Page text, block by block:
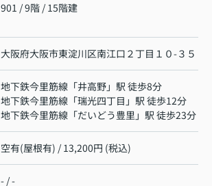
901 / 9階 / 15階建
大阪府大阪市東淀川区南江口 ２丁目１０-３５
地下鉄今里筋線 「井高野」駅 徒歩8分
地下鉄今里筋線 「瑞光四丁目 」駅 徒歩12分
地下鉄今里筋線 「だいどう豊里 」駅 徒歩23分
空有(屋根有) / 13,200円 (税込)
- / -